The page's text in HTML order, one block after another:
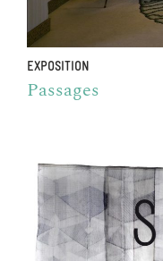
EXPOSITION
Passages